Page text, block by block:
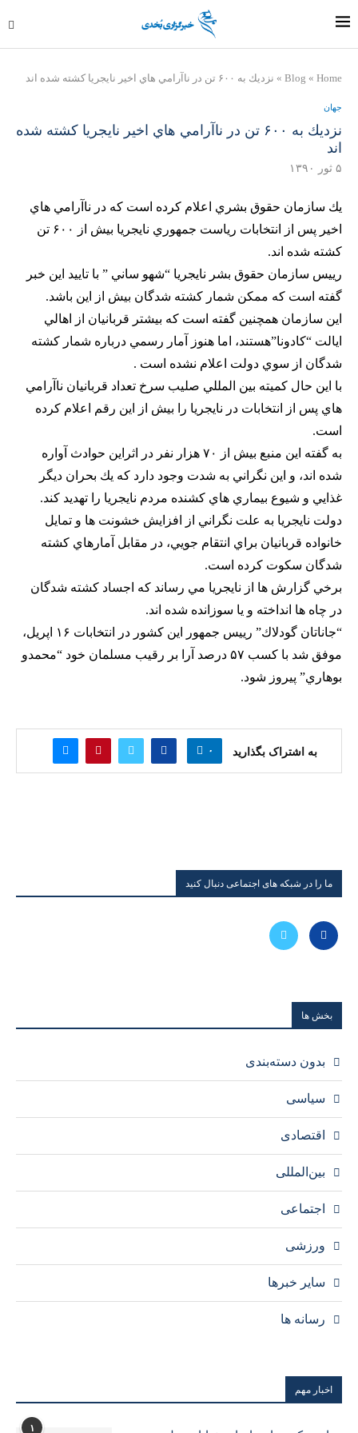
Home
»
Blog
» نزديك به ۶۰۰ تن در ناآرامي هاي اخير نايجريا كشته شده اند
جهان
نزديك به ۶۰۰ تن در ناآرامي هاي اخير نايجريا كشته شده
اند
۵ ثور ۱۳۹۰
يك سازمان حقوق بشري اعلام كرده است كه در ناآرامي هاي
اخير پس از انتخابات رياست جمهوري نايجريا بيش از ۶۰۰ تن
كشته شده اند.
رييس سازمان حقوق بشر نايجريا “شهو ساني ” با تاييد اين خبر
گفته است كه ممكن شمار كشته شدگان بيش از اين باشد.
اين سازمان همچنين گفته است كه بيشتر قربانيان از اهالي
ايالت “كادونا”هستند، اما هنوز آمار رسمي درباره شمار كشته
شدگان از سوي دولت اعلام نشده است .
با اين حال كميته بين المللي صليب سرخ تعداد قربانيان ناآرامي
هاي پس از انتخابات در نايجريا را بيش از اين رقم اعلام كرده
است.
به گفته اين منبع بيش از ۷۰ هزار نفر در اثراين حوادث آواره
شده اند، و اين نگراني به شدت وجود دارد كه يك بحران ديگر
غذايي و شيوع بيماري هاي كشنده مردم نايجريا را تهديد كند.
دولت نايجريا به علت نگراني از افزايش خشونت ها و تمايل
خانواده قربانيان براي انتقام جويي، در مقابل آمارهاي كشته
شدگان سكوت كرده است.
برخي گزارش ها از نايجريا مي رساند كه اجساد كشته شدگان
در چاه ها انداخته و يا سوزانده شده اند.
“جاناتان گودلاك” رييس جمهور اين كشور در انتخابات ۱۶ اپريل،
موفق شد با كسب ۵۷ درصد آرا بر رقيب مسلمان خود “محمدو
بوهاري” پيروز شود.
به اشتراک بگذارید ۰
ما را در شبکه های اجتماعی دنبال کنید
بخش ها
بدون دسته‌بندی
سیاسی
اقتصادی
بین‌المللی
اجتماعی
ورزشی
سایر خبرها
رسانه ها
اخبار مهم
۱